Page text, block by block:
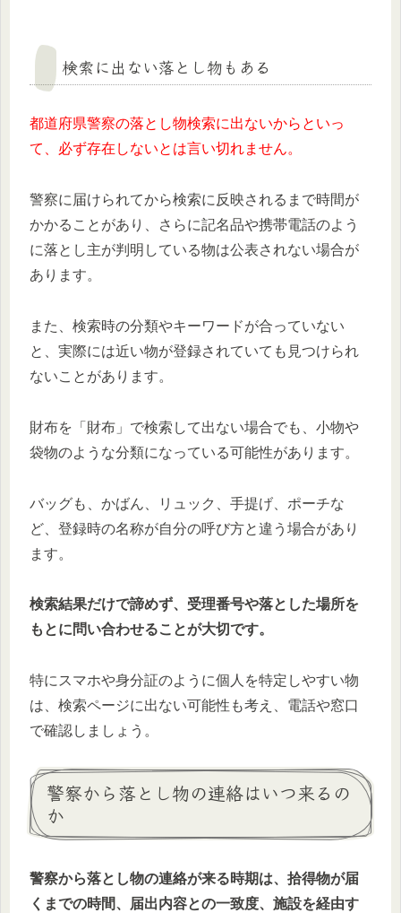
検索に出ない落とし物もある
都道府県警察の落とし物検索に出ないからといっ
て、必ず存在しないとは言い切れません。
警察に届けられてから検索に反映されるまで時間が
かかることがあり、さらに記名品や携帯電話のよう
に落とし主が判明している物は公表されない場合が
あります。
また、検索時の分類やキーワードが合っていない
と、実際には近い物が登録されていても見つけられ
ないことがあります。
財布を「財布」で検索して出ない場合でも、小物や
袋物のような分類になっている可能性があります。
バッグも、かばん、リュック、手提げ、ポーチな
ど、登録時の名称が自分の呼び方と違う場合があり
ます。
検索結果だけで諦めず、受理番号や落とした場所を
もとに問い合わせることが大切です。
特にスマホや身分証のように個人を特定しやすい物
は、検索ページに出ない可能性も考え、電話や窓口
で確認しましょう。
警察から落とし物の連絡はいつ来るの
か
警察から落とし物の連絡が来る時期は、拾得物が届
くまでの時間、届出内容との一致度、施設を経由す